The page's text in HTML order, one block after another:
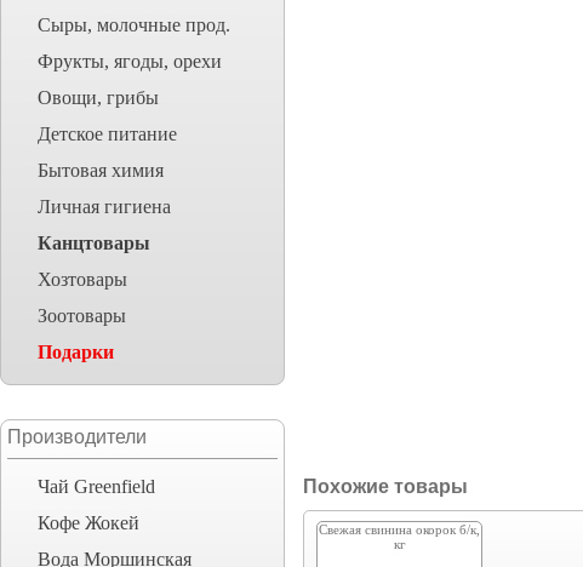
Сыры, молочные прод.
Фрукты, ягоды, орехи
Овощи, грибы
Детское питание
Бытовая химия
Личная гигиена
Канцтовары
Хозтовары
Зоотовары
Подарки
Производители
Чай Greenfield
Кофе Жокей
Вода Моршинская
Похожие товары
Cвежая свинина окорок б/к,
кг